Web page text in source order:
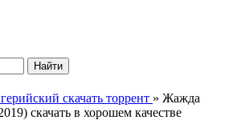
Найти
скачать торрент » Жажда
скачать в хорошем качестве